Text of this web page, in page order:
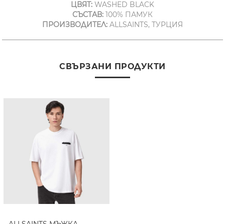
ЦВЯТ: WASHED BLACK
СЪСТАВ: 100% ПАМУК
ПРОИЗВОДИТЕЛ: ALLSAINTS, ТУРЦИЯ
СВЪРЗАНИ ПРОДУКТИ